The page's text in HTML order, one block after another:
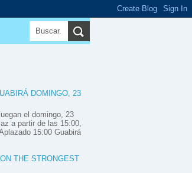
DOMINGO, 23
el domingo, 23
a partir de las 15:00,
15:00 Guabirá
THE STRONGEST